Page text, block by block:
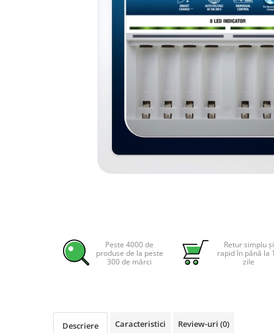
Sisteme de stocare energie
Sisteme fotovoltaice complete
Facebook
Peste 4000 de
produse de la peste
300 de mărci
Retur simplu și
rapid în până la
zile
Descriere Caracteristici Review-uri (0)